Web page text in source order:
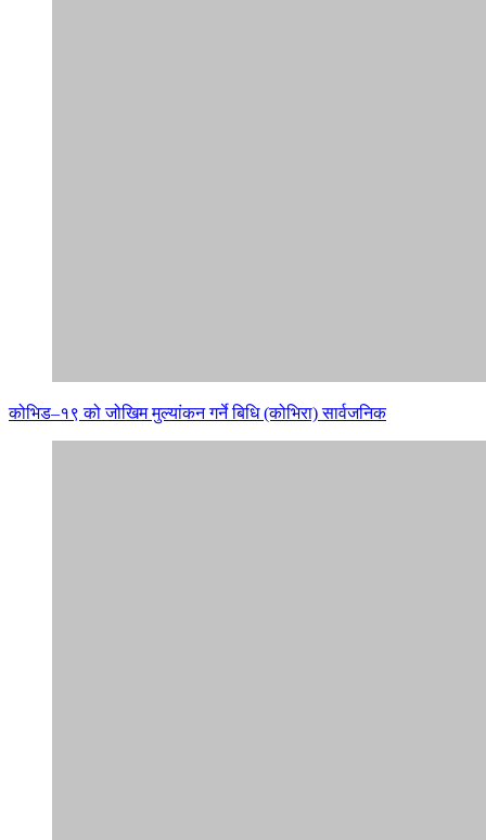
कोभिड–१९ को जोखिम मुल्यांकन गर्ने बिधि (कोभिरा) सार्वजनिक